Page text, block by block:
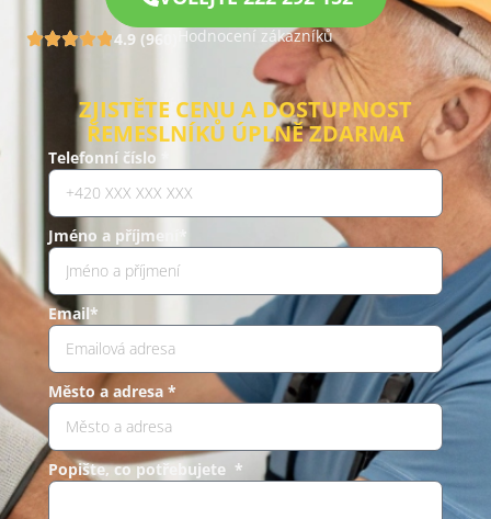
4.9 (960) Hodnocení zákazníků
ZJISTĚTE CENU A DOSTUPNOST
ŘEMESLNÍKŮ ÚPLNĚ ZDARMA
Telefonní číslo *
Jméno a příjmení*
Email*
Město a adresa *
Popište, co potřebujete *